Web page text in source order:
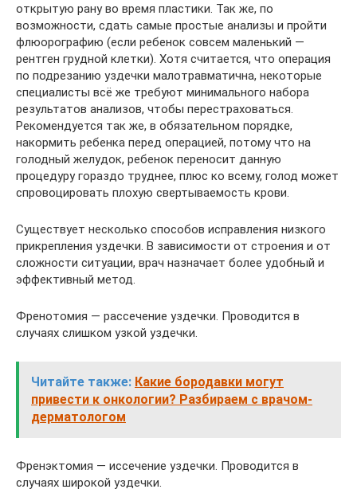
открытую рану во время пластики. Так же, по
возможности, сдать самые простые анализы и пройти
флюорографию (если ребенок совсем маленький —
рентген грудной клетки). Хотя считается, что операция
по подрезанию уздечки малотравматична, некоторые
специалисты всё же требуют минимального набора
результатов анализов, чтобы перестраховаться.
Рекомендуется так же, в обязательном порядке,
накормить ребенка перед операцией, потому что на
голодный желудок, ребенок переносит данную
процедуру гораздо труднее, плюс ко всему, голод может
спровоцировать плохую свертываемость крови.
Существует несколько способов исправления низкого
прикрепления уздечки. В зависимости от строения и от
сложности ситуации, врач назначает более удобный и
эффективный метод.
Френотомия — рассечение уздечки. Проводится в
случаях слишком узкой уздечки.
Читайте также: Какие бородавки могут
привести к онкологии? Разбираем с врачом-
дерматологом
Френэктомия — иссечение уздечки. Проводится в
случаях широкой уздечки.